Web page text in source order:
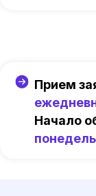
Прием
Начало